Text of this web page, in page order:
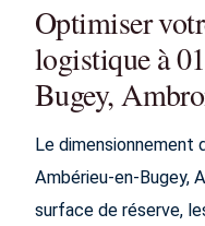
Optimiser
logistique à
Bugey,
Le dimensionnement
Ambérieu-en-Bugey,
surface de réserve,